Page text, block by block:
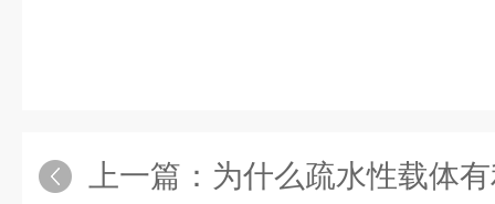
上一篇： 为什么疏水性载体